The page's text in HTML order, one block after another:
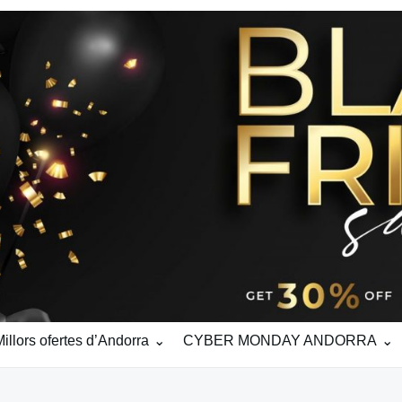
ofertes d’Andorra CYBER MONDAY ANDORRA